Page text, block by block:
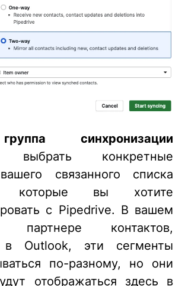
группа синхронизации
выбрать конкретные
связанного списка
которые вы хотите
с Pipedrive. В вашем
партнере контактов,
в Outlook, эти сегменты
по-разному, но они
отображаться здесь в